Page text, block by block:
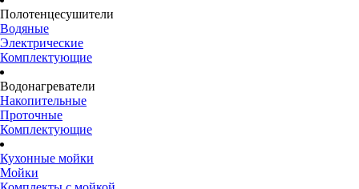
Полотенцесушители
Водяные
Электрические
Комплектующие
Водонагреватели
Накопительные
Проточные
Комплектующие
Кухонные мойки
Мойки